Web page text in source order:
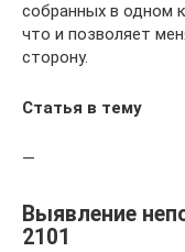
собранных в одном
что и позволяет
сторону.
Статья в тему
—
Выявление
2101